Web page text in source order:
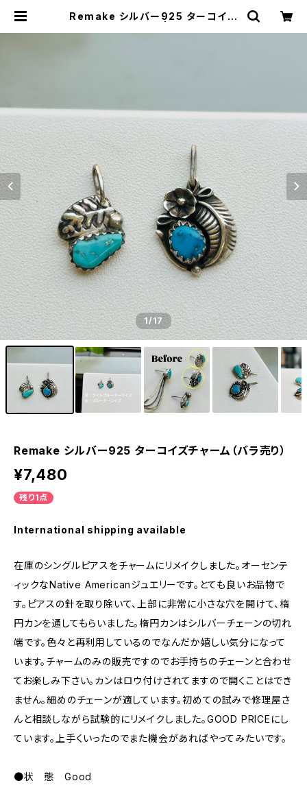
Remake シルバー925 ターコイズ
1/17
Remake シルバー925 ターコイズチャーム（バラ売り）
¥7,480
残り1点
International shipping available
在庫のシングルピアスをチャームにリメイクしました。オーセンテ
ィックなNative Americanジュエリーです。とても良いお品物で
す。ピアスの針を取り除いて、上部に非常に小さな穴を開けて、楕
円カンを通してもらいました。楕円カンはシルバーチェーンの切れ
端です。色々と再利用しているのでなんだか嬉しい気分になって
います。チャームのみの販売ですのでお手持ちのチェーンと合わせ
てお楽しみ下さい。カンはロウ付けされてますので開くことはでき
ません。細めのチェーンが適しています。初めての試みで修理屋さ
んと相談しながら試験的にリメイクしました。GOOD PRICEにし
ています。上手くいったのでまた機会があればやってみたいです。
●状 態 Good